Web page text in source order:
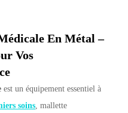
En Métal –
Vos
est un équipement essentiel à
soins, mallette